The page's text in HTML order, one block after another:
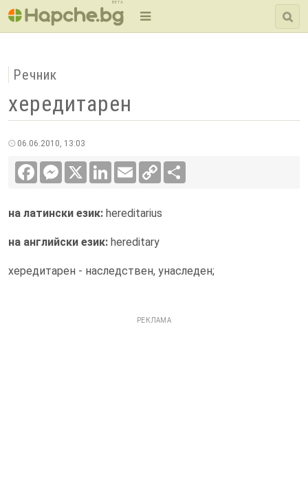
BETA
Речник
хередитарен
06.06.2010, 13:03
FacebookMessenger LinkedInEmail
Copy
Link
на латински език: hereditarius
на английски език: hereditary
хередитарен - наследствен, унаследен;
РЕКЛАМА